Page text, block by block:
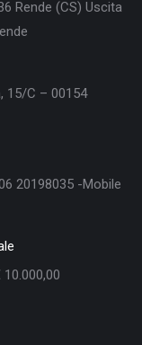
Rende (CS) Uscita
15/C – 00154
20198035 -Mobile